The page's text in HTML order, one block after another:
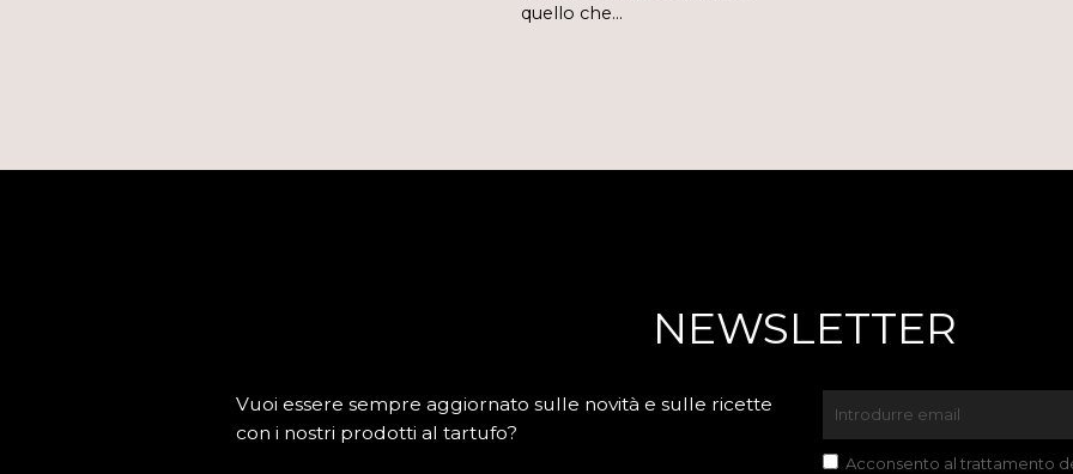
quello che…
NEWSLETTER
Vuoi essere sempre aggiornato sulle novità e sulle ricette
con i nostri prodotti al tartufo?
Acconsento al trattamento